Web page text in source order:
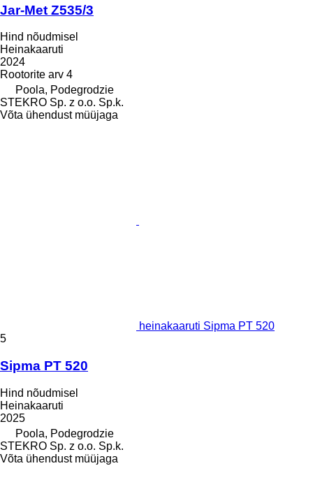
Jar-Met Z535/3
Hind nõudmisel
Heinakaaruti
2024
Rootorite arv 4
Poola, Podegrodzie
STEKRO Sp. z o.o. Sp.k.
Võta ühendust müüjaga
heinakaaruti Sipma PT 520
5
Sipma PT 520
Hind nõudmisel
Heinakaaruti
2025
Poola, Podegrodzie
STEKRO Sp. z o.o. Sp.k.
Võta ühendust müüjaga